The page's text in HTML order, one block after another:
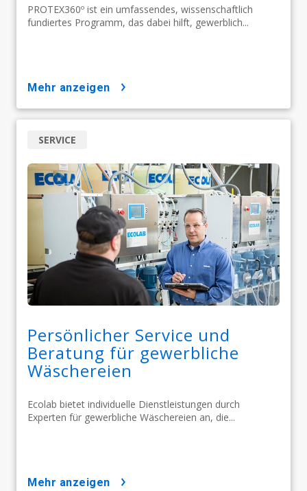
PROTEX360º ist ein umfassendes, wissenschaftlich
fundiertes Programm, das dabei hilft, gewerblich...
mehr anzeigen
Persönlicher Service und
Beratung für gewerbliche
Wäschereien
Ecolab bietet individuelle Dienstleistungen durch
Experten für gewerbliche Wäschereien an, die...
SERVICE
mehr anzeigen